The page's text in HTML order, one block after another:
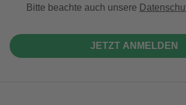
Bitte beachte auch unsere
JETZT ANMELDEN